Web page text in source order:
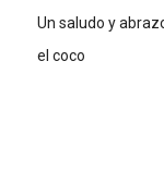
Un saludo y
el coco